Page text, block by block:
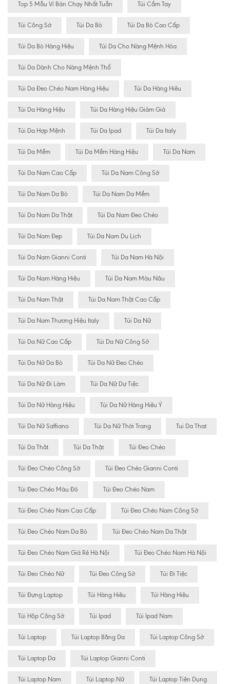
Top 5 Mẫu Ví Bán Chạy Nhất Tuần Túi Cầm Tay
Túi Công Sở Túi Da Bò Túi Da Bò Cao Cấp
Túi Da Bò Hàng Hiệu Túi Da Cho Nàng Mệnh Hỏa
Túi Da Dành Cho Nàng Mệnh Thổ
Túi Da Đeo Chéo Nam Hàng Hiệu Túi Da Hàng Hiêu
Túi Da Hàng Hiệu Túi Da Hàng Hiệu Giảm Giá
Túi Da Hợp Mệnh Túi Da Ipad Túi Da Italy
Túi Da Mềm Túi Da Mềm Hàng Hiệu Túi Da Nam
Túi Da Nam Cao Cấp Túi Da Nam Công Sở
Túi Da Nam Da Bò Túi Da Nam Da Mềm
Túi Da Nam Da Thật Túi Da Nam Đeo Chéo
Túi Da Nam Đẹp Túi Da Nam Du Lịch
Túi Da Nam Gianni Conti Túi Da Nam Hà Nội
Túi Da Nam Hàng Hiệu Túi Da Nam Màu Nâu
Túi Da Nam Thật Túi Da Nam Thật Cao Cấp
Túi Da Nam Thương Hiệu Italy Túi Da Nữ
Túi Da Nữ Cao Cấp Túi Da Nữ Công Sở
Túi Da Nữ Da Bò Túi Da Nữ Đeo Chéo
Túi Da Nữ Đi Làm Túi Da Nữ Dự Tiệc
Túi Da Nữ Hàng Hiệu Túi Da Nữ Hàng Hiệu Ý
Túi Da Nữ Saffiano Túi Da Nữ Thời Trang Tui Da That
Túi Da Thât Túi Da Thật Túi Đeo Chéo
Túi Đeo Chéo Công Sở Túi Đeo Chéo Gianni Conti
Túi Đeo Chéo Màu Đỏ Túi Đeo Chéo Nam
Túi Đeo Chéo Nam Cao Cấp Túi Đeo Chéo Nam Công Sở
Túi Đeo Chéo Nam Da Bò Túi Đeo Chéo Nam Da Thật
Túi Đeo Chéo Nam Giá Rẻ Hà Nội Túi Đeo Chéo Nam Hà Nội
Túi Đeo Chéo Nữ Túi Đeo Công Sở Túi Đi Tiệc
Túi Đựng Laptop Túi Hàng Hiêu Túi Hàng Hiệu
Túi Hộp Công Sở Túi Ipad Túi Ipad Nam
Túi Laptop Túi Laptop Bằng Da Túi Laptop Công Sở
Túi Laptop Da Túi Laptop Gianni Conti
Túi Laptop Nam Túi Laptop Nữ Túi Laptop Tiện Dụng